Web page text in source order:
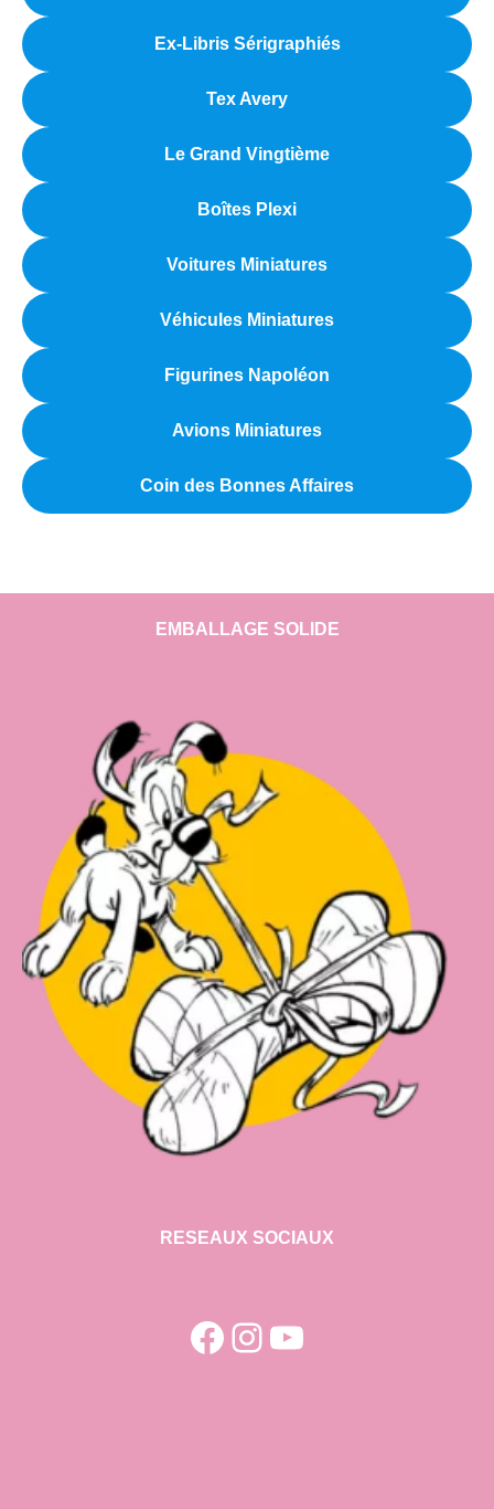
Ex-Libris Sérigraphiés
Tex Avery
Le Grand Vingtième
Boîtes Plexi
Voitures Miniatures
Véhicules Miniatures
Figurines Napoléon
Avions Miniatures
Coin des Bonnes Affaires
EMBALLAGE SOLIDE
RESEAUX SOCIAUX
Facebook
Instagram
YouTube